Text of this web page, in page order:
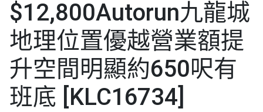
$12,800Autorun九龍城
地理位置優越營業額提
升空間明顯約650呎有
班底 [KLC16734]